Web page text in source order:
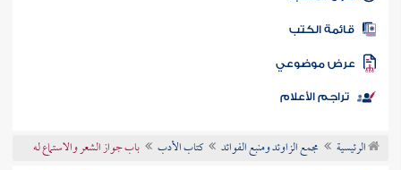
المكتبة
الكتب
موضوعي
تراجم الأعلام
الرئيسية مجمع الزاوئد ومنبع الفوائد كتاب الأدب باب جواز الشعر والاستماع له